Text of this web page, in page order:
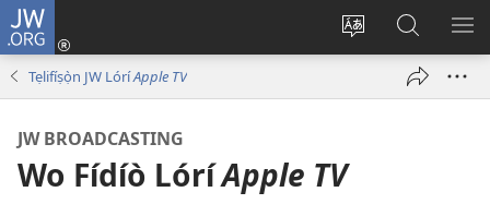
JW.ORG
Yí
Wọlé
(opens
Wa
JW.ORG
Tẹlifíṣọ̀n JW LóríApple TV
JW BROADCASTING
Wo Fídíò LóríApple TV